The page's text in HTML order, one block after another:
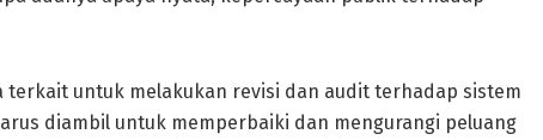
terkait untuk melakukan revisi dan audit terhadap sistem
diambil untuk memperbaiki dan mengurangi peluang